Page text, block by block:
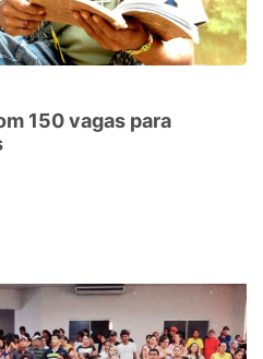
150 vagas para